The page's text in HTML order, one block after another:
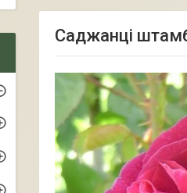
Саджанці